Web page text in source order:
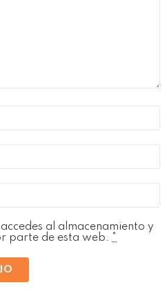
al almacenamiento y
parte de esta web.